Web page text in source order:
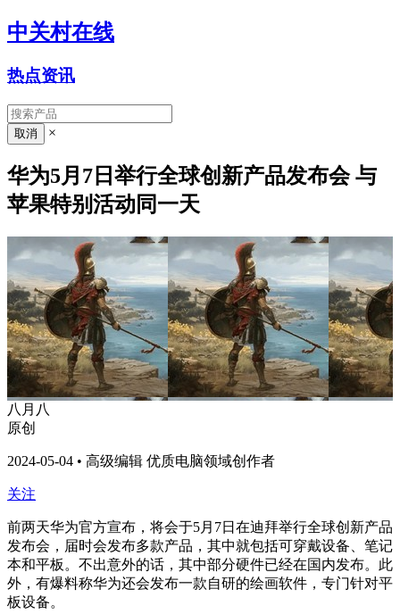
中关村在线
热点资讯
×
华为5月7日举行全球创新产品发布会 与
苹果特别活动同一天
八月八
原创
2024-05-04 • 高级编辑 优质电脑领域创作者
关注
前两天华为官方宣布，将会于5月7日在迪拜举行全球创新产品
发布会，届时会发布多款产品，其中就包括可穿戴设备、笔记
本和平板。不出意外的话，其中部分硬件已经在国内发布。此
外，有爆料称华为还会发布一款自研的绘画软件，专门针对平
板设备。